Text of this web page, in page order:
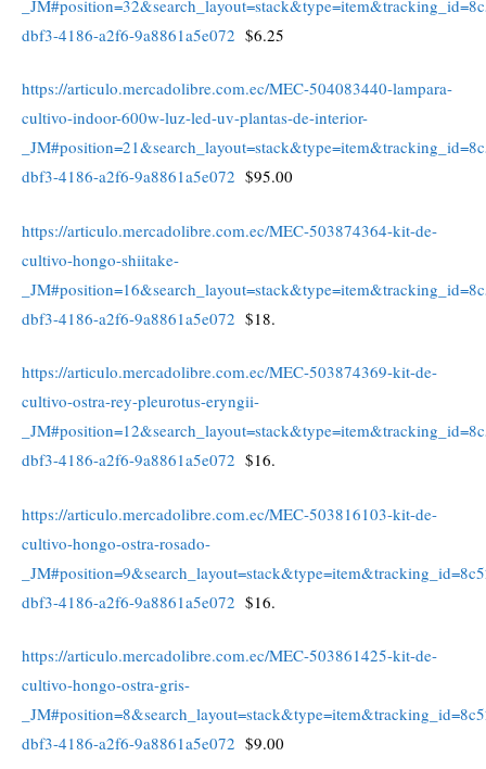
dbf3-4186-a2f6-9a8861a5e072 $6.25
https://articulo.mercadolibre.com.ec/MEC-504083440-lampara-
cultivo-indoor-600w-luz-led-uv-plantas-de-interior-
dbf3-4186-a2f6-9a8861a5e072 $95.00
https://articulo.mercadolibre.com.ec/MEC-503874364-kit-de-
cultivo-hongo-shiitake-
dbf3-4186-a2f6-9a8861a5e072 $18.
https://articulo.mercadolibre.com.ec/MEC-503874369-kit-de-
cultivo-ostra-rey-pleurotus-eryngii-
dbf3-4186-a2f6-9a8861a5e072 $16.
https://articulo.mercadolibre.com.ec/MEC-503816103-kit-de-
cultivo-hongo-ostra-rosado-
dbf3-4186-a2f6-9a8861a5e072 $16.
https://articulo.mercadolibre.com.ec/MEC-503861425-kit-de-
cultivo-hongo-ostra-gris-
dbf3-4186-a2f6-9a8861a5e072 $9.00